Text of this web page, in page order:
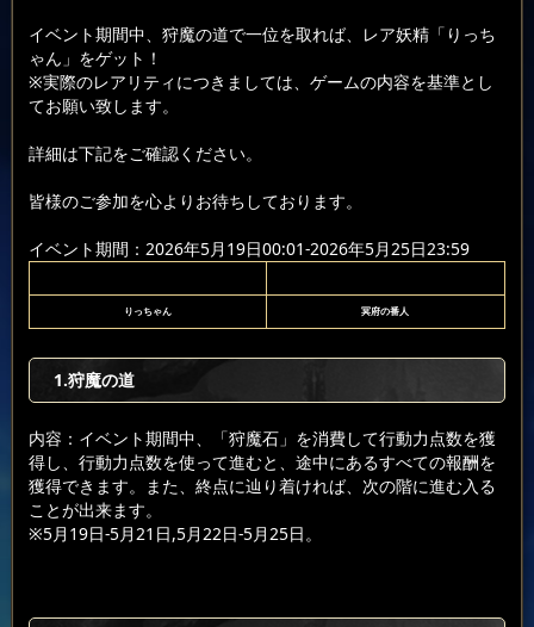
イベント期間中、狩魔の道で一位を取れば、レア妖精「りっち
ゃん」をゲット！
※実際のレアリティにつきましては、ゲームの内容を基準とし
てお願い致します。
詳細は下記をご確認ください。
皆様のご参加を心よりお待ちしております。
イベント期間：2026年5月19日00:01-2026年5月25日23:59
りっちゃん 冥府の番人
1.狩魔の道
内容：イベント期間中、「狩魔石」を消費して行動力点数を獲
得し、行動力点数を使って進むと、途中にあるすべての報酬を
獲得できます。また、終点に辿り着ければ、次の階に進む入る
ことが出来ます。
※5月19日-5月21日,5月22日-5月25日。